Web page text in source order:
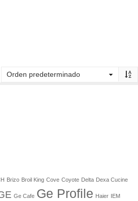
Brizo Broil King Cove Coyote Delta Dexa Cucine
Ge Cafe Ge Profile Haier IEM